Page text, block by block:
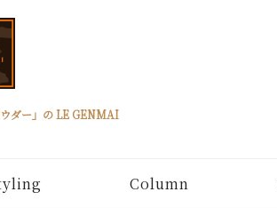
ダー」の LE GENMAI
Column